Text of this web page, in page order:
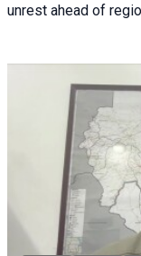
unrest ahead of